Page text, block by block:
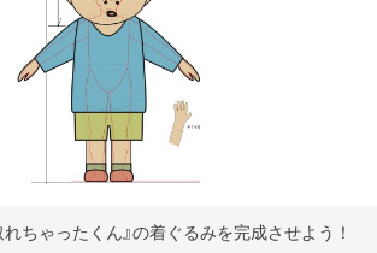
ちゃったくん』の着ぐるみを完成させよう！